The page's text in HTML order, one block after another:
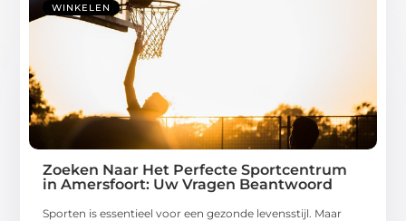
WINKELEN
Zoeken Naar Het Perfecte Sportcentrum
in Amersfoort: Uw Vragen Beantwoord
Sporten is essentieel voor een gezonde levensstijl. Maar